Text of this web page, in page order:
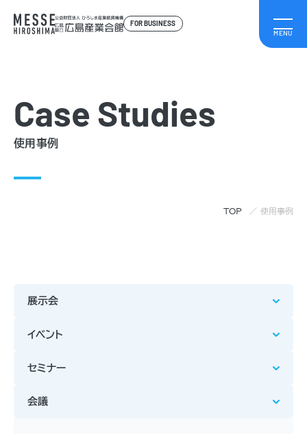
FOR BUSINESS
Case Studies
使用事例
TOP 使用事例
展示会
イベント
セミナー
会議